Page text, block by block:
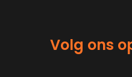
Volg ons